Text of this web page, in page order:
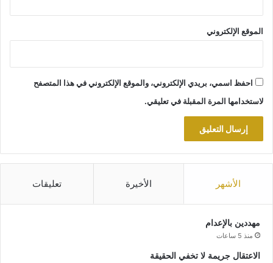
الموقع الإلكتروني
احفظ اسمي، بريدي الإلكتروني، والموقع الإلكتروني في هذا المتصفح
لاستخدامها المرة المقبلة في تعليقي.
الأشهر الأخيرة تعليقات
مهددين بالإعدام
منذ 5 ساعات
الاعتقال جريمة لا تخفي الحقيقة